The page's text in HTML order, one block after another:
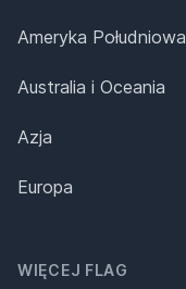
Ameryka Południowa
Australia i Oceania
Azja
Europa
WIĘCEJ FLAG